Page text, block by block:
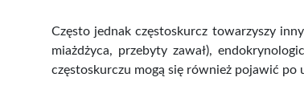
Często jednak częstoskurcz towarzyszy
miażdżyca, przebyty zawał),
częstoskurczu mogą się również pojawić po